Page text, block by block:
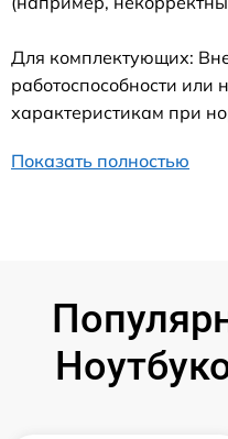
Для комплектующих:
работоспособности или
характеристикам при
Показать полностью